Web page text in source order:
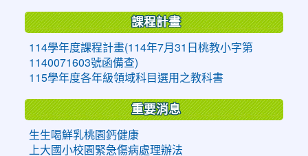
課程計畫
114學年度課程計畫(114年7月31日桃教小字第
1140071603號函備查)
115學年度各年級領域科目選用之教科書
重要消息
生生喝鮮乳桃園鈣健康
上大國小校園緊急傷病處理辦法